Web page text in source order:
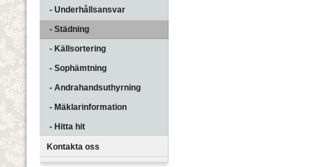
- Underhållsansvar
- Städning
- Källsortering
- Sophämtning
- Andrahandsuthyrning
- Mäklarinformation
- Hitta hit
Kontakta oss